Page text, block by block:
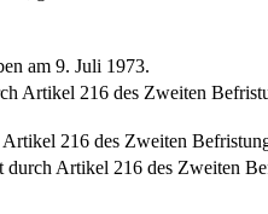
am 9. Juli 1973.
Artikel 216 des Zweiten
Artikel 216 des Zweiten
durch Artikel 216 des Zweiten